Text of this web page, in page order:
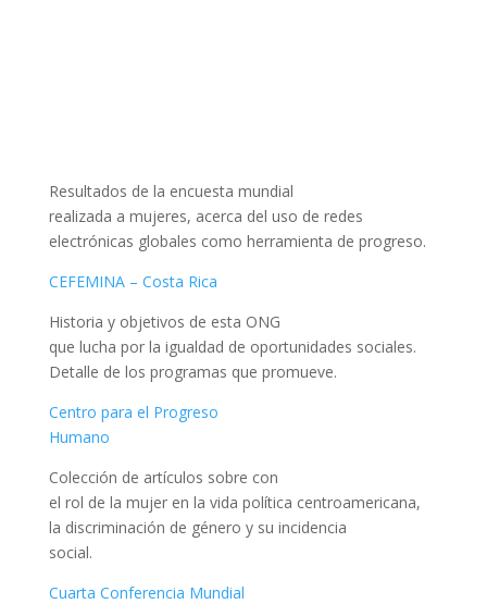
Resultados de la encuesta mundial
realizada a mujeres, acerca del uso de redes
electrónicas globales como herramienta de progreso.
CEFEMINA – Costa Rica
Historia y objetivos de esta ONG
que lucha por la igualdad de oportunidades sociales.
Detalle de los programas que promueve.
Centro para el Progreso
Humano
Colección de artículos sobre con
el rol de la mujer en la vida política centroamericana,
la discriminación de género y su incidencia
social.
Cuarta Conferencia Mundial